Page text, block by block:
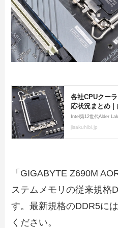
「GIGABYTE Z690M
ステムメモリの従来規格
す。最新規格のDDR5に
ください。